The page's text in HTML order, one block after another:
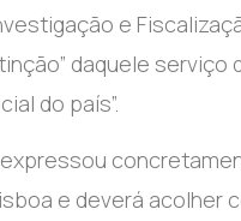
e
daquele serviço
do país”.
e deverá acolher